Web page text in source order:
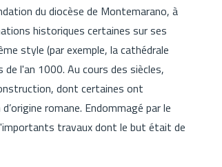
du diocèse de Montemarano, à
historiques certaines sur ses
style (par exemple, la cathédrale
l'an 1000. Au cours des siècles,
dont certaines ont
romane. Endommagé par le
travaux dont le but était de